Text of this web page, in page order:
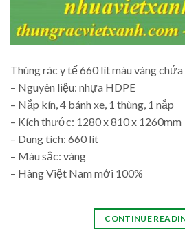
Thùng rác y tế 660 lít màu vàng
– Nguyên liệu: nhựa HDPE
– Nắp kín, 4 bánh xe, 1 thùng, 1 nắp
– Kích thước: 1280 x 810 x 1260mm
– Dung tích: 660 lít
– Màu sắc: vàng
– Hàng Việt Nam mới 100%
CONTINUE